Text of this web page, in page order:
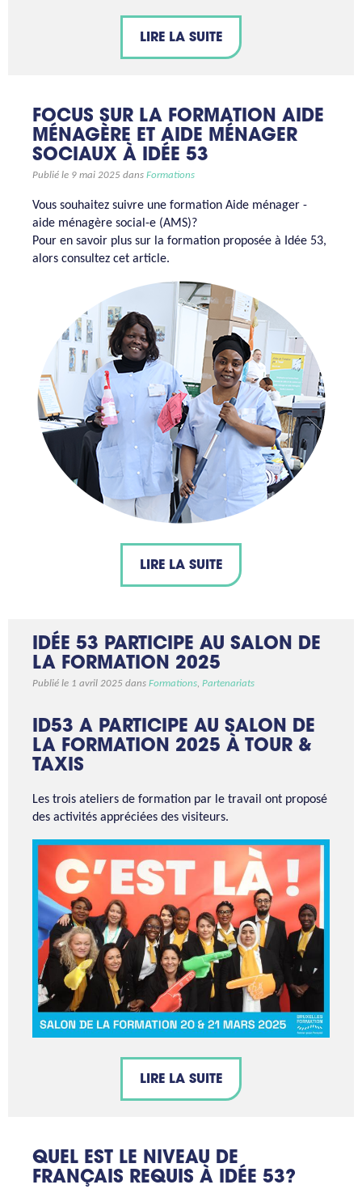
LIRE LA SUITE
FOCUS SUR LA FORMATION AIDE
MÉNAGÈRE ET AIDE MÉNAGER
SOCIAUX À IDÉE 53
Publié le 9 mai 2025 dans Formations
Vous souhaitez suivre une formation Aide ménager -
aide ménagère social-e (AMS)?
Pour en savoir plus sur la formation proposée à Idée 53,
alors consultez cet article.
LIRE LA SUITE
IDÉE 53 PARTICIPE AU SALON DE
LA FORMATION 2025
Publié le 1 avril 2025 dans Formations, Partenariats
ID53 A PARTICIPE AU SALON DE
LA FORMATION 2025 À TOUR &
TAXIS
Les trois ateliers de formation par le travail ont proposé
des activités appréciées des visiteurs.
LIRE LA SUITE
QUEL EST LE NIVEAU DE
FRANÇAIS REQUIS À IDÉE 53?